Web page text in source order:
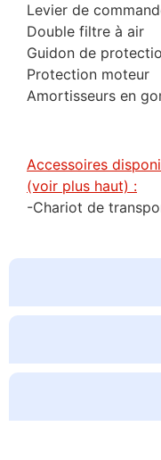
Levier de
Double filtre à air
Guidon de
Protection moteur
Amortisseurs en
Accessoires
(voir plus haut) :
-Chariot de